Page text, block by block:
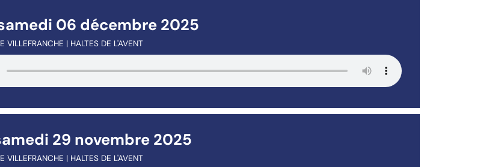
06 décembre 2025
VILLEFRANCHE | HALTES DE L'AVENT
29 novembre 2025
VILLEFRANCHE | HALTES DE L'AVENT